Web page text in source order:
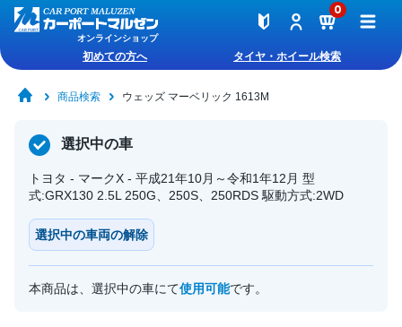
オンラインショップ
0
初めての方へ タイヤ・ホイール検索
商品検索 ウェッズ マーベリック 1613M
選択中の車
トヨタ - マークX - 平成21年10月～令和1年12月 型
式:GRX130 2.5L 250G、250S、250RDS 駆動方式:2WD
選択中の車両の解除
本商品は、選択中の車にて使用可能です。